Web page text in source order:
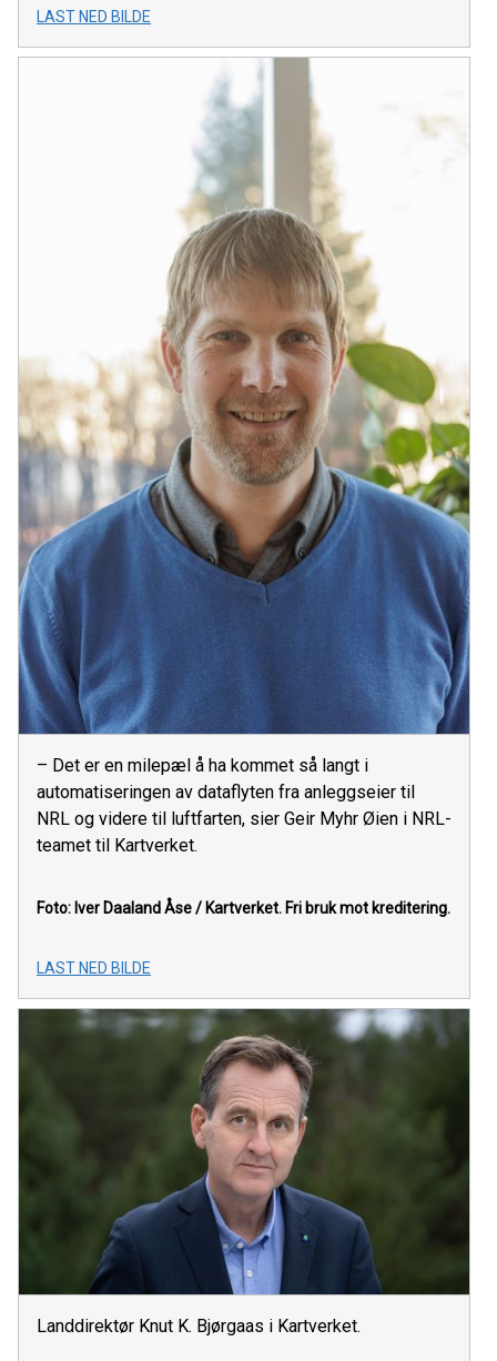
LAST NED BILDE
– Det er en milepæl å ha kommet så langt i
automatiseringen av dataflyten fra anleggseier til
NRL og videre til luftfarten, sier Geir Myhr Øien i NRL-
teamet til Kartverket.
Foto: Iver Daaland Åse / Kartverket. Fri bruk mot kreditering.
LAST NED BILDE
Landdirektør Knut K. Bjørgaas i Kartverket.